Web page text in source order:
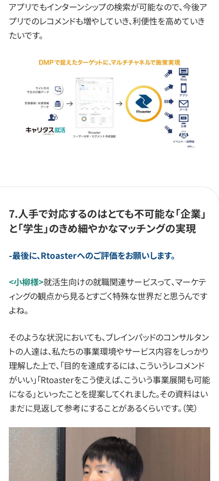
アプリでもインターンシップの検索が可能なので、今後ア
プリでのレコメンドも増やしていき、利便性を高めていき
たいです。
7.人手で対応するのはとても不可能な「企業」
と「学生」のきめ細やかなマッチングの実現
最後に、Rtoasterへのご評価をお願いします。
<小柳様>就活生向けの就職関連サービスって、マーケテ
ィングの観点から見るとすごく特殊な世界だと思うんです
よね。
そのような状況においても、ブレインパッドのコンサルタン
トの人達は、私たちの事業環境やサービス内容をしっかり
理解した上で、「目的を達成するには、こういうレコメンド
がいい」「Rtoasterをこう使えば、こういう事業展開も可能
になる」といったことを提案してくれました。その資料はい
まだに見返して参考にすることがあるくらいです。（笑）